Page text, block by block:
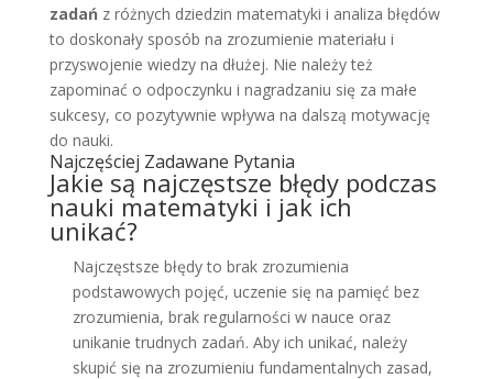
zadańz różnych dziedzin matematyki i analiza błędów
to doskonały sposób na zrozumienie materiału i
przyswojenie wiedzy na dłużej. Nie należy też
zapominać o odpoczynku i nagradzaniu się za małe
sukcesy, co pozytywnie wpływa na dalszą motywację
do nauki.
Najczęściej Zadawane Pytania
Jakie są najczęstsze błędy podczas
nauki matematyki i jak ich
unikać?
Najczęstsze błędy to brak zrozumienia
podstawowych pojęć, uczenie się na pamięć bez
zrozumienia, brak regularności w nauce oraz
unikanie trudnych zadań. Aby ich unikać, należy
skupić się na zrozumieniu fundamentalnych zasad,